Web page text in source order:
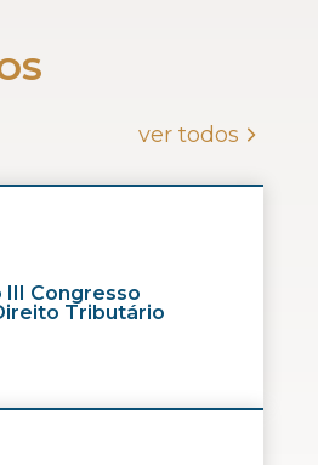
ver todos
III Congresso
Tributário